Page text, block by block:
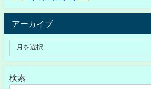
アーカイブ
検索